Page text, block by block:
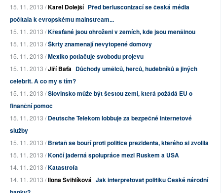
15. 11. 2013 /Karel Dolejší Před berlusconizací se česká média
počítala k evropskému mainstream...
15. 11. 2013 /Křesťané jsou ohroženi v zemích, kde jsou menšinou
15. 11. 2013 /Škrty znamenají nevytopené domovy
15. 11. 2013 /Mexiko potlačuje svobodu projevu
15. 11. 2013 /Jiří Baťa Důchody umělců, herců, hudebníků a jiných
celebrit. A co my s tím?
15. 11. 2013 /Slovinsko může být šestou zemí, která požádá EU o
finanční pomoc
15. 11. 2013 /Deutsche Telekom lobbuje za bezpečné internetové
služby
15. 11. 2013 /Bretaň se bouří proti politice prezidenta, kterého si zvolila
15. 11. 2013 /Končí jaderná spolupráce mezi Ruskem a USA
14. 11. 2013 /Katastrofa
14. 11. 2013 /Ilona Švihlíková Jak interpretovat politiku České národní